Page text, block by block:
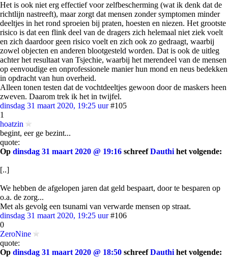
Het is ook niet erg effectief voor zelfbescherming (wat ik denk dat de
richtlijn nastreeft), maar zorgt dat mensen zonder symptomen minder
deeltjes in het rond sproeien bij praten, hoesten en niezen. Het grootste
risico is dat een flink deel van de dragers zich helemaal niet ziek voelt
en zich daardoor geen risico voelt en zich ook zo gedraagt, waarbij
zowel objecten en anderen blootgesteld worden. Dat is ook de uitleg
achter het resultaat van Tsjechie, waarbij het merendeel van de mensen
op eenvoudige en onprofessionele manier hun mond en neus bedekken
in opdracht van hun overheid.
Alleen tonen testen dat de vochtdeeltjes gewoon door de maskers heen
zweven. Daarom trek ik het in twijfel.
dinsdag 31 maart 2020, 19:25 uur #105
1
hoatzin
begint, eer ge bezint...
quote:
Op dinsdag 31 maart 2020 @ 19:16 schreefDauthi het volgende:
[..]
We hebben de afgelopen jaren dat geld bespaart, door te besparen op
o.a. de zorg...
Met als gevolg een tsunami van verwarde mensen op straat.
dinsdag 31 maart 2020, 19:25 uur #106
0
ZeroNine
quote:
Op dinsdag 31 maart 2020 @ 18:50 schreefDauthi het volgende: